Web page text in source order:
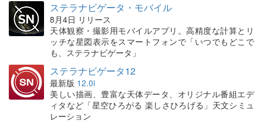
ステラナビゲータ・モバイル
8月4日 リリース
天体観察・撮影用モバイルアプリ。高精度な計算とリ
ッチな星図表示をスマートフォンで「いつでもどこで
も、ステラナビゲータ」
ステラナビゲータ12
最新版 12.0i
美しい描画、豊富な天体データ、オリジナル番組エデ
ィタなど「星空ひろがる 楽しさひろげる」天文シミュ
レーション